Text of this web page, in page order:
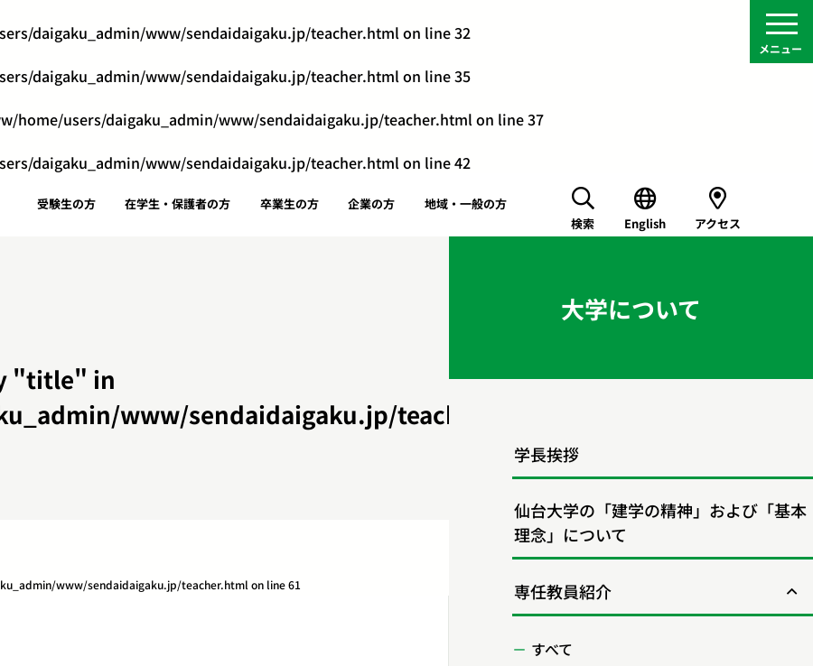
daigaku_admin/www/sendaidaigaku.jp/teacher.htmlon line32
daigaku_admin/www/sendaidaigaku.jp/teacher.htmlon line35
home/users/daigaku_admin/www/sendaidaigaku.jp/teacher.htmlon line37
daigaku_admin/www/sendaidaigaku.jp/teacher.htmlon line42
受験生の方 在学生・保護者の方 卒業生の方 企業の方
地域・一般の方
検索
English アクセス
"title" in
www/sendaidaigaku.jp/teacher.html
www/sendaidaigaku.jp/teacher.html on line61
大学について
学長挨拶
仙台大学の「建学の精神」および「基本
理念」について
専任教員紹介
すべて